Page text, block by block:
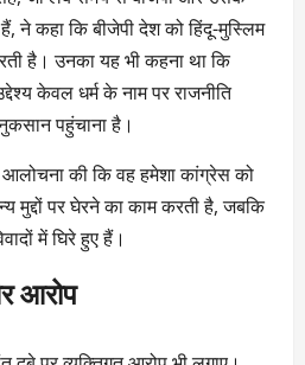
ने कहा कि बीजेपी देश को हिंदू-मुस्लिम
है। उनका यह भी कहना था कि
केवल धर्म के नाम पर राजनीति
पहुंचाना है।
की कि वह हमेशा कांग्रेस को
मुद्दों पर घेरने का काम करती है, जबकि
में घिरे हुए हैं।
आरोप